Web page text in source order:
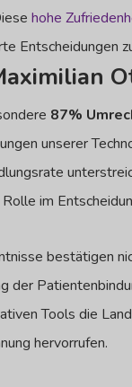
hohe
Entscheidungen
87%
unserer
im
bestätigen
der
Tools die
hervorrufen.